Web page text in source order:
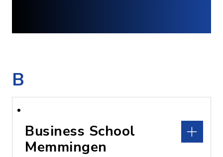
B
Business School
Memmingen